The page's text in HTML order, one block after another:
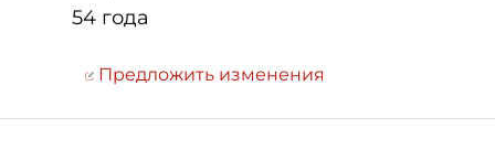
54 года
Предложить изменения